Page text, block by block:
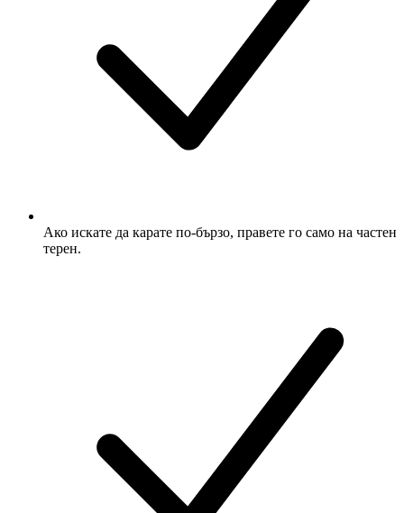
Ако искате да карате по-бързо, правете го само на частен
терен.